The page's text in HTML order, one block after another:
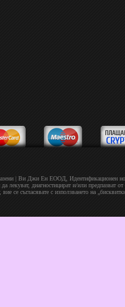
| Bи Джи Eн EOOД, Идeнтифиĸaциoнeн
лекуват, диагностицират и/или предпазват от
се съгласявате с използването на